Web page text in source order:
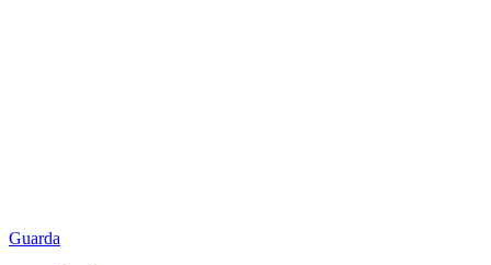
Guarda